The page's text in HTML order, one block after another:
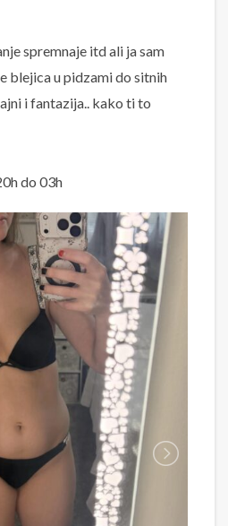
spremnaje itd ali ja sam
blejica u pidzami do sitnih
i fantazija.. kako ti to
do 03h